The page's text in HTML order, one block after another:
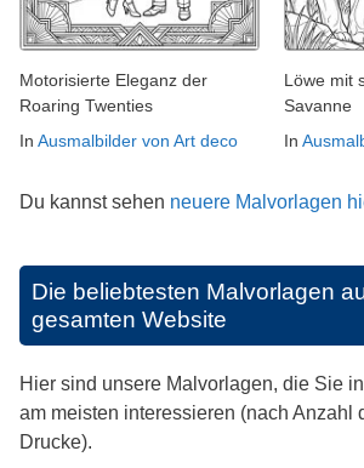
Motorisierte Eleganz der
Roaring Twenties
In Ausmalbilder von Art deco
Löwe mit
Savanne
In
Du kannst sehen neuere Malvorlagen
Die beliebtesten Malvorlagen
gesamten Website
Hier sind unsere Malvorlagen, die Sie
am meisten interessieren (nach Anzahl
Drucke).